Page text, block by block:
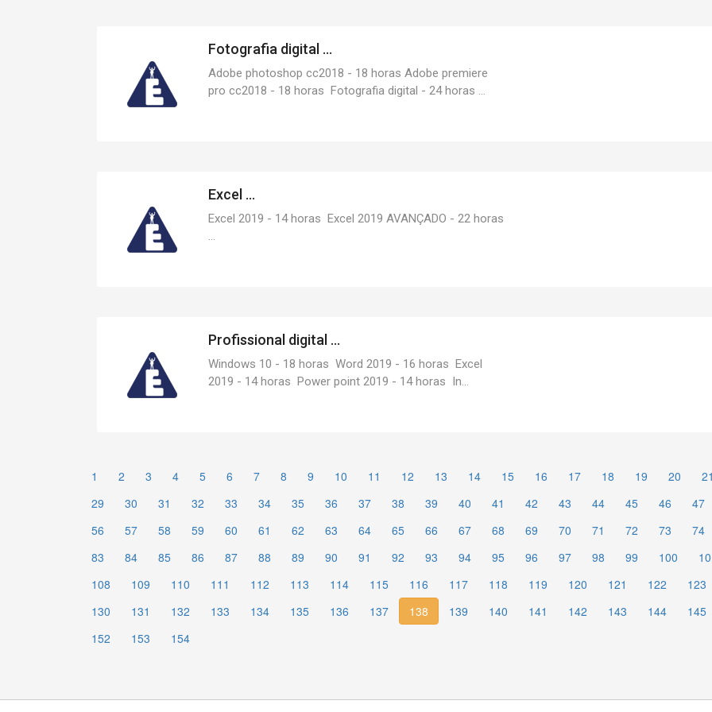
Fotografia digital ...
Adobe photoshop cc2018 - 18 horas Adobe premiere
pro cc2018 - 18 horas Fotografia digital - 24 horas ...
Excel ...
Excel 2019 - 14 horas Excel 2019 AVANÇADO - 22 horas
...
Profissional digital ...
Windows 10 - 18 horas Word 2019 - 16 horas Excel
2019 - 14 horas Power point 2019 - 14 horas In...
1 2 3 4 5 6 7 8 9 10 11 12 13 14 15 16 17 18 19 20 21
29
30 31 32 33 34 35 36 37 38 39 40 41 42 43 44 45 46 47
56
57 58 59 60 61 62 63 64 65 66 67 68 69 70 71 72 73 74
83
84 85 86 87 88 89 90 91 92 93 94 95 96 97 98 99 100
108
109 110 111 112 113 114 115 116 117 118 119 120 121 122 123
130
131 132 133 134 135 136 137 138 139 140 141 142 143 144 145
152
153 154